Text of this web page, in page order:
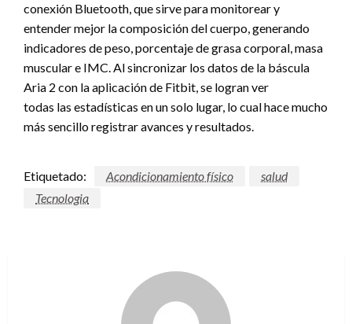
conexión Bluetooth, que sirve para monitorear y
entender mejor la composición del cuerpo, generando
indicadores de peso, porcentaje de grasa corporal, masa
muscular e IMC. Al sincronizar los datos de la báscula
Aria 2 con la aplicación de Fitbit, se logran ver
todas las estadísticas en un solo lugar, lo cual hace mucho
más sencillo registrar avances y resultados.
Etiquetado: Acondicionamiento físico
salud
Tecnologia